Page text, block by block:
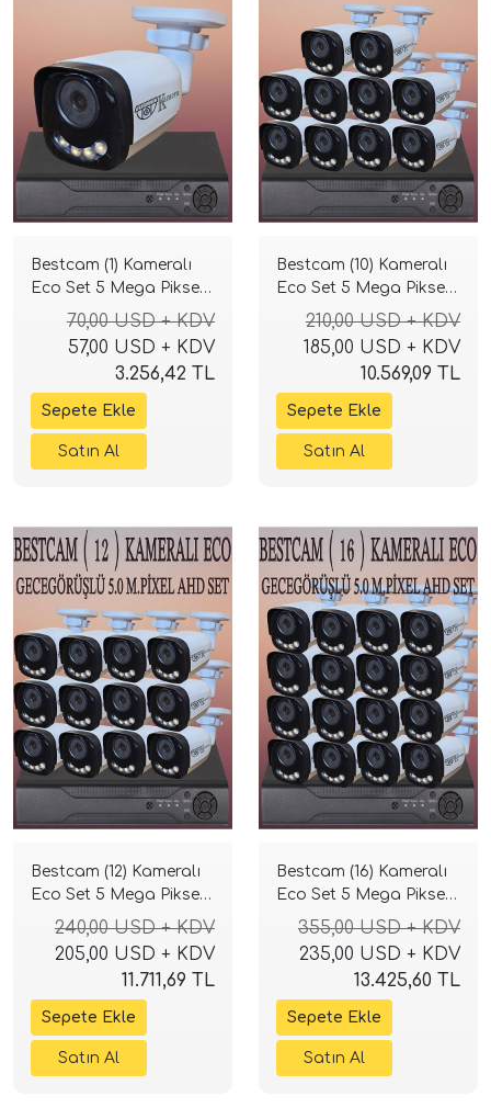
Bestcam (1) Kameralı
Eco Set 5 Mega Piksel
Sony Lensli Full HD
Gece Görüşlü Güvenlik
Kamerası Sistemi
70,00 USD + KDV
57,00 USD + KDV
3.256,42 TL
Bestcam (10) Kameralı
Eco Set 5 Mega Piksel
Sony Lensli Full HD
Gece Görüşlü Güvenlik
Kamerası Sistemi
210,00 USD + KDV
185,00 USD + KDV
10.569,09 TL
Bestcam (12) Kameralı
Eco Set 5 Mega Piksel
Sony Lensli Full HD
Gece Görüşlü Güvenlik
Kamerası Sistemi
240,00 USD + KDV
205,00 USD + KDV
11.711,69 TL
Bestcam (16) Kameralı
Eco Set 5 Mega Piksel
Sony Lensli Full HD
Gece Görüşlü Güvenlik
Kamerası Sistemi
355,00 USD + KDV
235,00 USD + KDV
13.425,60 TL